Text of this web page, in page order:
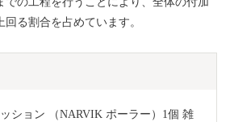
る割合を占めています。
ション （NARVIK ポーラー）1個 雑